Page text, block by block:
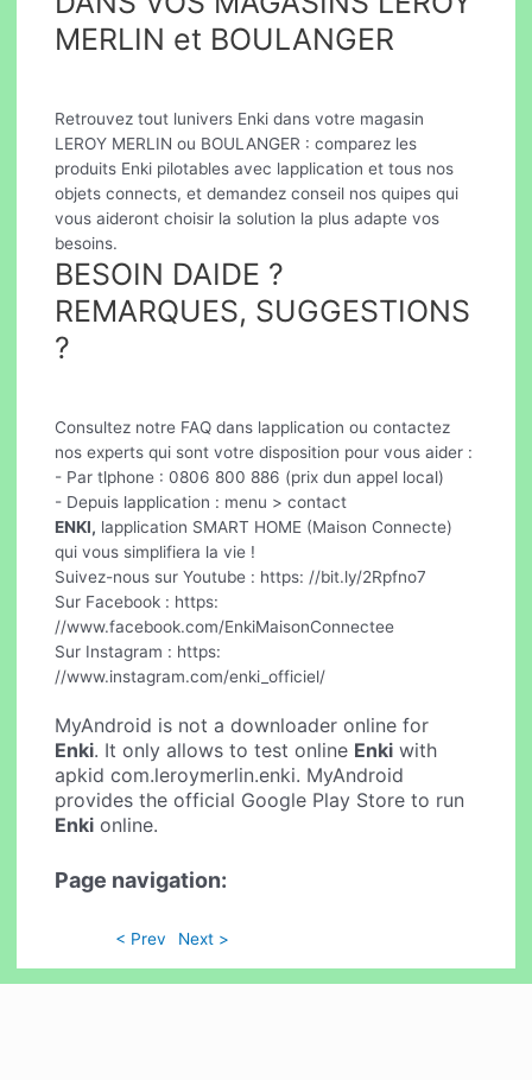
MERLIN et BOULANGER
Retrouvez tout lunivers Enki dans votre magasin
LEROY MERLIN ou BOULANGER : comparez les
produits Enki pilotables avec lapplication et tous nos
objets connects, et demandez conseil nos quipes qui
vous aideront choisir la solution la plus adapte vos
besoins.
BESOIN DAIDE ?
REMARQUES, SUGGESTIONS
?
Consultez notre FAQ dans lapplication ou contactez
nos experts qui sont votre disposition pour vous aider :
- Par tlphone : 0806 800 886 (prix dun appel local)
- Depuis lapplication : menu > contact
ENKI, lapplication SMART HOME (Maison Connecte)
qui vous simplifiera la vie !
Suivez-nous sur Youtube : https: //bit.ly/2Rpfno7
Sur Facebook : https:
//www.facebook.com/EnkiMaisonConnectee
Sur Instagram : https:
//www.instagram.com/enki_officiel/
MyAndroid is not a downloader online for
Enki. It only allows to test online Enki with
apkid com.leroymerlin.enki. MyAndroid
provides the official Google Play Store to run
Enki online.
Page navigation:
< Prev Next >